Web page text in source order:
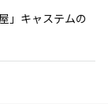
」キャステムの